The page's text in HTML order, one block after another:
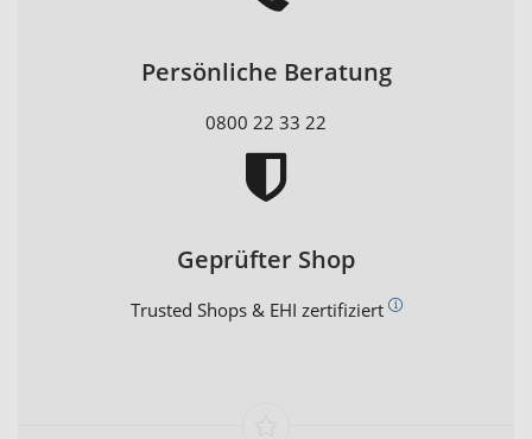
Persönliche Beratung
0800 22 33 22
Geprüfter Shop
Trusted Shops & EHI zertifiziert